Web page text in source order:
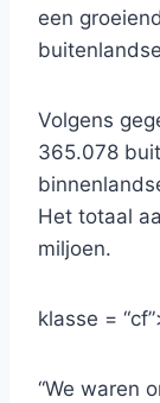
een
Volgens
365.078
Het totaal
miljoen.
klasse =
“We waren